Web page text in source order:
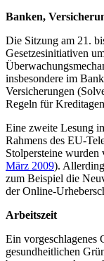
Banken,
Die Sitzung am 21.
Gesetzesinitiativen
insbesondere im
Versicherungen
Regeln für
Eine zweite Lesung
Rahmens des EU-
Stolpersteine
März 2009).
zum Beispiel die
der Online-
Arbeitszeit
Ein vorgeschlagenes
gesundheitlichen